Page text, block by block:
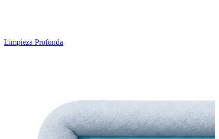
Limpieza Profunda